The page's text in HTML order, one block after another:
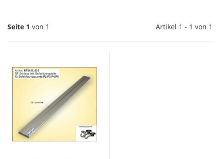
Seite 1 von 1 Artikel 1 - 1 von 1